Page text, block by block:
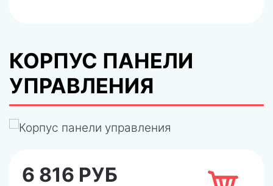
КОРПУС ПАНЕЛИ
УПРАВЛЕНИЯ
6 816 РУБ